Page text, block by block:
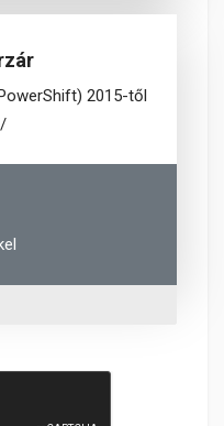
2015-től